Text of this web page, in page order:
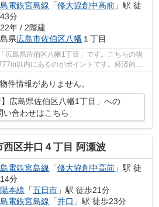
電鉄宮島線 「修大協創中高前 」駅 徒
分
年 / 2階建
県広島市佐伯区八幡１丁目
広島県佐伯区八幡1丁目」です。こちらの物
以内にあるのがポイントです。経済的な
件情報がありません。
】広島県佐伯区八幡1丁目」への
い合わせはこちら
西区井口４丁目 阿瀬波
電鉄宮島線 「修大協創中高前 」駅 徒
分
本線 「五日市 」駅 徒歩21分
電鉄宮島線 「井口 」駅 徒歩23分